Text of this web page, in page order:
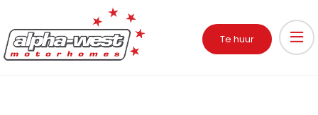
Te huur